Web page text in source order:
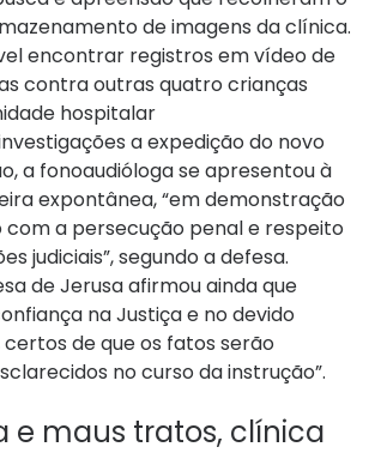
de imagens da clínica.
encontrar registros em vídeo de
contra outras quatro crianças
hospitalar
a expedição do novo
a fonoaudióloga se apresentou à
expontânea, “em demonstração
a persecução penal e respeito
judiciais”, segundo a defesa.
de Jerusa afirmou ainda que
na Justiça e no devido
de que os fatos serão
no curso da instrução”.
e maus tratos, clínica